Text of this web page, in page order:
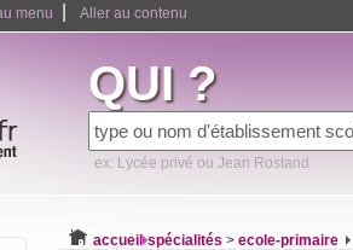
menu Aller au contenu
QUI ?
ex: Lycée privé ou Jean Rostand
accueil spécialités > ecole-primaire